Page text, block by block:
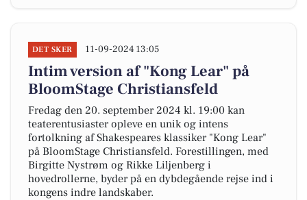
DET SKER 11-09-2024 13:05
Intim version af "Kong Lear" på
BloomStage Christiansfeld
Fredag den 20. september 2024 kl. 19:00 kan
teaterentusiaster opleve en unik og intens
fortolkning af Shakespeares klassiker "Kong Lear"
på BloomStage Christiansfeld. Forestillingen, med
Birgitte Nystrøm og Rikke Liljenberg i
hovedrollerne, byder på en dybdegående rejse ind i
kongens indre landskaber.